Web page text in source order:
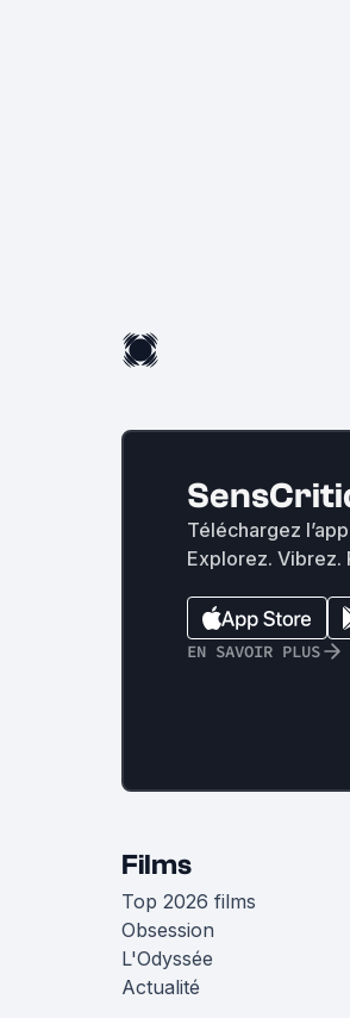
Téléchargez
Explorez. Vibrez.
EN SAVOIR PLUS
Films
Top 2026 films
Obsession
L'Odyssée
Actualité